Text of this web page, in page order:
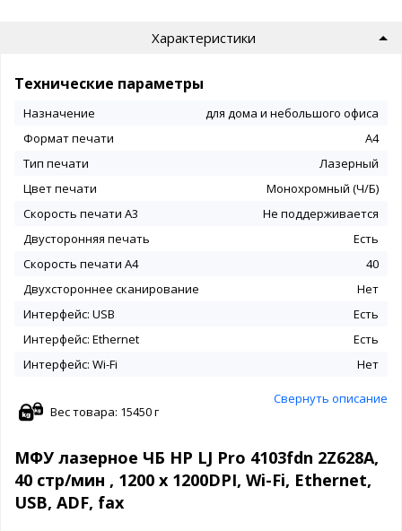
Характеристики
Технические параметры
Назначение
для дома и небольшого офиса
Формат печати
А4
Тип печати
Лазерный
Цвет печати
Монохромный (Ч/Б)
Скорость печати A3
Не поддерживается
Двусторонняя печать
Есть
Скорость печати A4
40
Двухстороннее сканирование
Нет
Интерфейс: USB
Есть
Интерфейс: Ethernet
Есть
Интерфейс: Wi-Fi
Нет
Свернуть описание
Вес товара: 15450 г
МФУ лазерное ЧБ HP LJ Pro 4103fdn 2Z628A,
40 стр/мин , 1200 x 1200DPI, Wi-Fi, Ethernet,
USB, ADF, fax